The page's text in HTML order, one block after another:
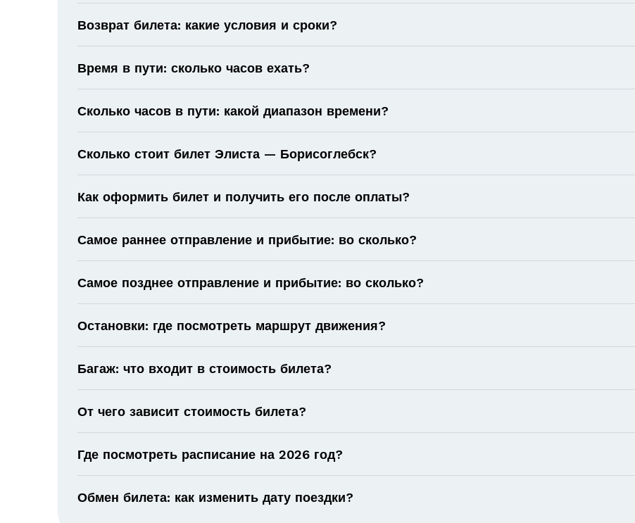
Возврат билета: какие условия и сроки?
Время в пути: сколько часов ехать?
Сколько часов в пути: какой диапазон времени?
Сколько стоит билет Элиста — Борисоглебск?
Как оформить билет и получить его после оплаты?
Самое раннее отправление и прибытие: во сколько?
Самое позднее отправление и прибытие: во сколько?
Остановки: где посмотреть маршрут движения?
Багаж: что входит в стоимость билета?
От чего зависит стоимость билета?
Где посмотреть расписание на 2026 год?
Обмен билета: как изменить дату поездки?